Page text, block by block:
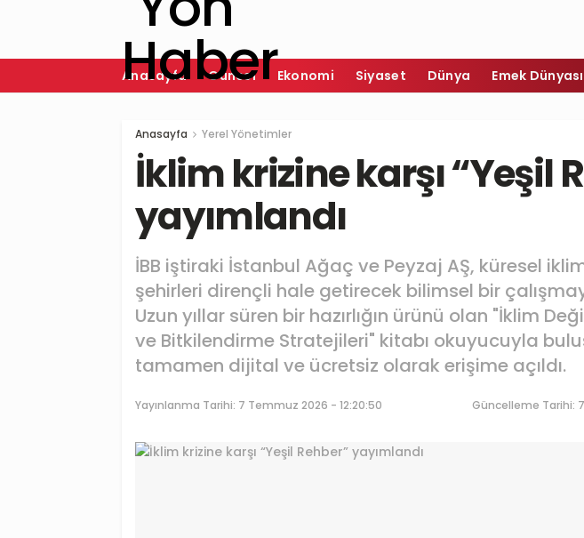
Anasayfa Güncel Ekonomi Siyaset Dünya Emek Dünyası
Anasayfa Yerel Yönetimler
İklim krizine karşı “Yeşil
yayımlandı
İBB iştiraki İstanbul Ağaç ve Peyzaj AŞ, küresel
şehirleri dirençli hale getirecek bilimsel bir
Uzun yıllar süren bir hazırlığın ürünü olan "İklim
ve Bitkilendirme Stratejileri" kitabı okuyucuyla
tamamen dijital ve ücretsiz olarak erişime açıldı.
Yayınlanma Tarihi: 7 Temmuz 2026 - 12:20:50 Güncelleme Tarihi: